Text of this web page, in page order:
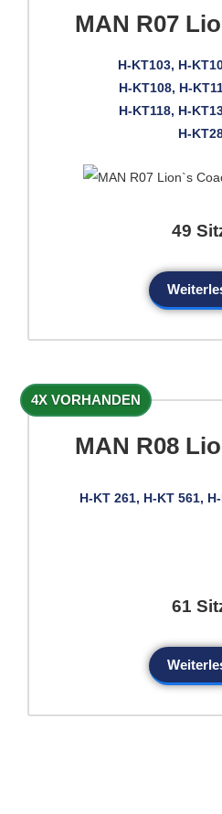
MAN R07
H-KT103, H-
H-KT108, H-
H-KT118, H-
H-
49
4X VORHANDEN
MAN R08
H-KT 261, H-KT 561,
61